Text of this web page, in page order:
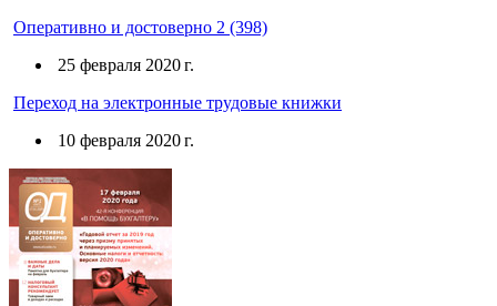
Оперативно и достоверно 2 (398)
25 февраля 2020 г.
Переход на электронные трудовые книжки
10 февраля 2020 г.